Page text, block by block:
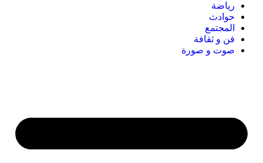
رياضة
حوادث
المجتمع
فن و ثقافة
صوت و صورة